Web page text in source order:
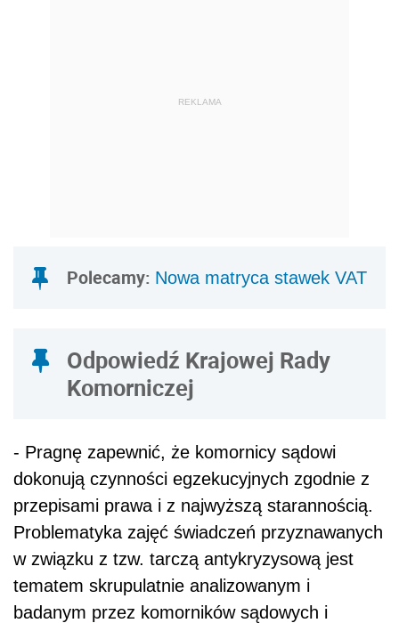
REKLAMA
Polecamy: Nowa matryca stawek VAT
Odpowiedź Krajowej Rady
Komorniczej
- Pragnę zapewnić, że komornicy sądowi
dokonują czynności egzekucyjnych zgodnie z
przepisami prawa i z najwyższą starannością.
Problematyka zajęć świadczeń przyznawanych
w związku z tzw. tarczą antykryzysową jest
tematem skrupulatnie analizowanym i
badanym przez komorników sądowych i